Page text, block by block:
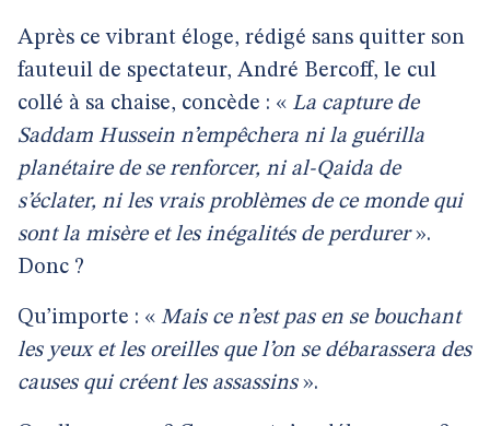
Après ce vibrant éloge, rédigé sans quitter son
fauteuil de spectateur, André Bercoff, le cul
collé à sa chaise, concède : « La capture de
Saddam Hussein n’empêchera ni la guérilla
planétaire de se renforcer, ni al-Qaida de
s’éclater, ni les vrais problèmes de ce monde qui
sont la misère et les inégalités de perdurer».
Donc ?
Qu’importe : « Mais ce n’est pas en se bouchant
les yeux et les oreilles que l’on se débarassera des
causes qui créent les assassins».